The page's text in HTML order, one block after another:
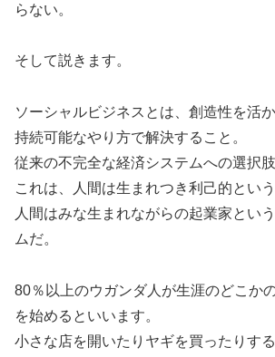
らない。
そして説きます。
ソーシャルビジネスとは、創造性を活
持続可能なやり方で解決すること。
従来の不完全な経済システムへの選択
これは、人間は生まれつき利己的とい
人間はみな生まれながらの起業家とい
ムだ。
80％以上のウガンダ人が生涯のどこか
を始めるといいます。
小さな店を開いたりヤギを買ったりす